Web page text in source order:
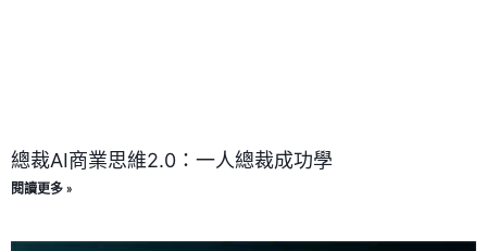
總裁AI商業思維2.0：一人總裁成功學
閱讀更多 »